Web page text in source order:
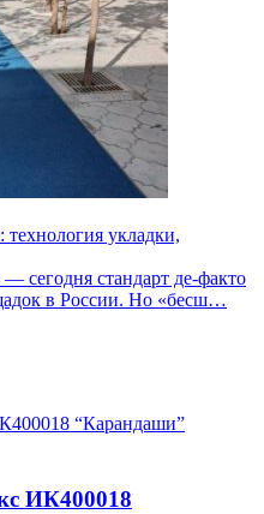
укладки,
сегодня стандарт де-факто
в России. Но «бесш…
ИК400018